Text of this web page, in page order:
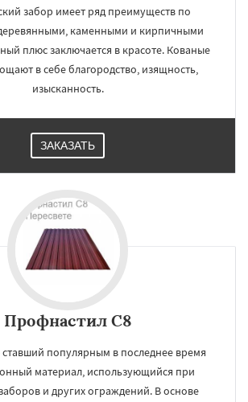
забор имеет ряд преимуществ по
каменными и кирпичными
плюс заключается в красоте. Кованые
в себе благородство, изящность,
изысканность.
ЗАКАЗАТЬ
Профнастил С8
популярным в последнее время
материал, использующийся при
и других ограждений. В основе